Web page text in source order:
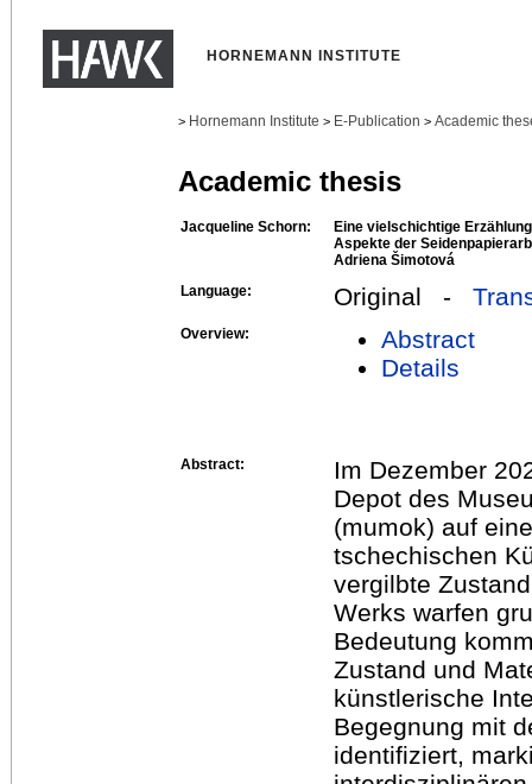
HORNEMANN INSTITUTE
> Hornemann Institute > E-Publication > Academic
Academic thesis
Jacqueline Schorn:
Eine vielschichtige
Aspekte der
Adriena Šimotová
Language:
Original -
Overview:
Abstract
Details
Abstract:
Im Dezember
Depot des
(mumok) auf
tschechischen
vergilbte
Werks warfen
Bedeutung
Zustand und
künstlerische
Begegnung mit
identifiziert,